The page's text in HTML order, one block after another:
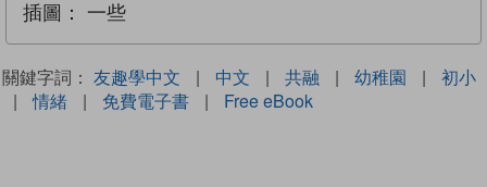
插圖： 一些
關鍵字詞： 友趣學中文 | 中文 | 共融 | 幼稚園 |
初小
|
情緒 | 免費電子書 | Free eBook